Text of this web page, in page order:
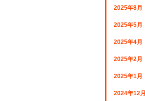
2025年8月
2025年5月
2025年4月
2025年2月
2025年1月
2024年12月